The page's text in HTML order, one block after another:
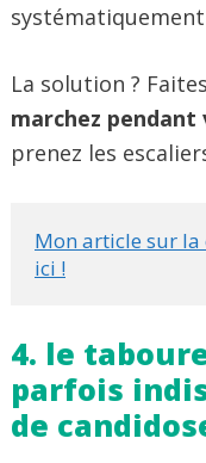
La solution ?
marchez pendant
prenez les
Mon article sur la
ici !
4. le
parfois
de